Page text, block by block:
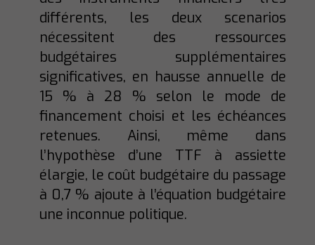
différents, les deux scenarios
nécessitent des ressources
budgétaires supplémentaires
significatives, en hausse annuelle de
15 % à 28 % selon le mode de
financement choisi et les échéances
retenues. Ainsi, même dans
l’hypothèse d’une TTF à assiette
élargie, le coût budgétaire du passage
à 0,7 % ajoute à l’équation budgétaire
une inconnue politique.